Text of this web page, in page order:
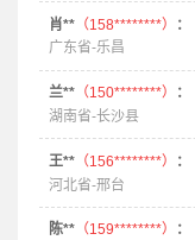
肖**（158********）
：
广东省-乐昌
兰**（150********）
：
湖南省-长沙县
王**（156********）
：
河北省-邢台
陈**（159********）
：